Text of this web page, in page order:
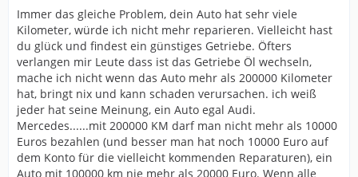
Immer das gleiche Problem, dein Auto hat sehr viele
Kilometer, würde ich nicht mehr reparieren. Vielleicht hast
du glück und findest ein günstiges Getriebe. Öfters
verlangen mir Leute dass ist das Getriebe Öl wechseln,
mache ich nicht wenn das Auto mehr als 200000 Kilometer
hat, bringt nix und kann schaden verursachen. ich weiß
jeder hat seine Meinung, ein Auto egal Audi.
Mercedes......mit 200000 KM darf man nicht mehr als 10000
Euros bezahlen (und besser man hat noch 10000 Euro auf
dem Konto für die vielleicht kommenden Reparaturen), ein
Auto mit 100000 km nie mehr als 20000 Euro. Wenn alle